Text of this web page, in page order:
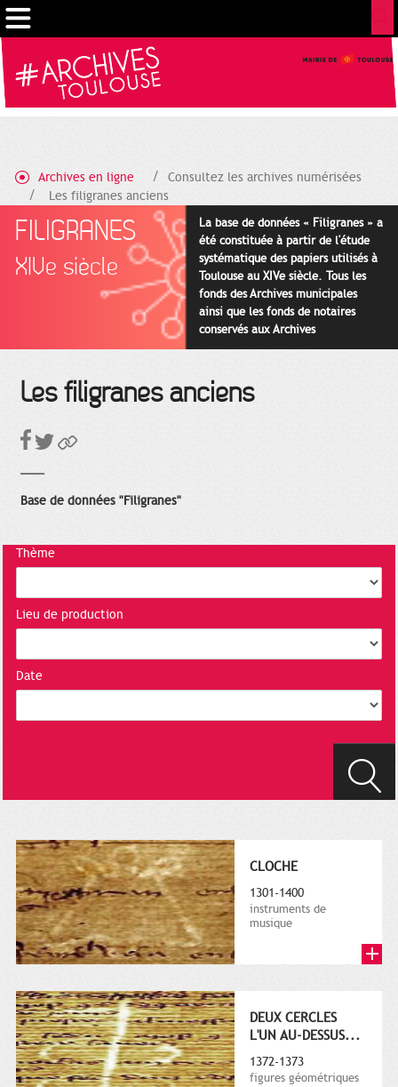
Archives en ligne
Consultez les archives numérisées
Les filigranes anciens
FILIGRANES
XIVe siècle
La base de données « Filigranes » a
été constituée à partir de l'étude
systématique des papiers utilisés à
Toulouse au XIVe siècle. Tous les
fonds des Archives municipales
ainsi que les fonds de notaires
conservés aux Archives
départementales pour cette
Les filigranes anciens
Base de données "Filigranes"
Thème
Lieu de production
Date
CLOCHE
1301-1400
instruments de
musique
DEUX CERCLES
L'UN AU-DESSUS...
1372-1373
figures géométriques
Cookies management panel